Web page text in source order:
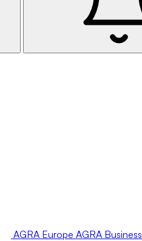
AGRA Europe AGRA Business